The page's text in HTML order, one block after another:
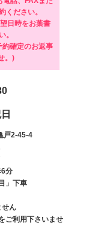
ください。
日時をお葉書
。
約確定のお返事
。)
戸2-45-4
分
」下車
ん
ご利用下さいませ